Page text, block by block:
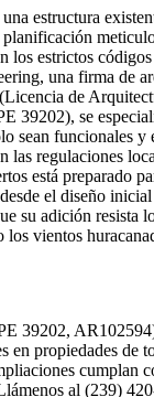
estructura
los estrictos
una firma de
de
39202), se
sean funcionales y
las regulaciones
está preparado
el diseño
su adición resista
vientos
39202,
en propiedades de
cumplan
al (239)